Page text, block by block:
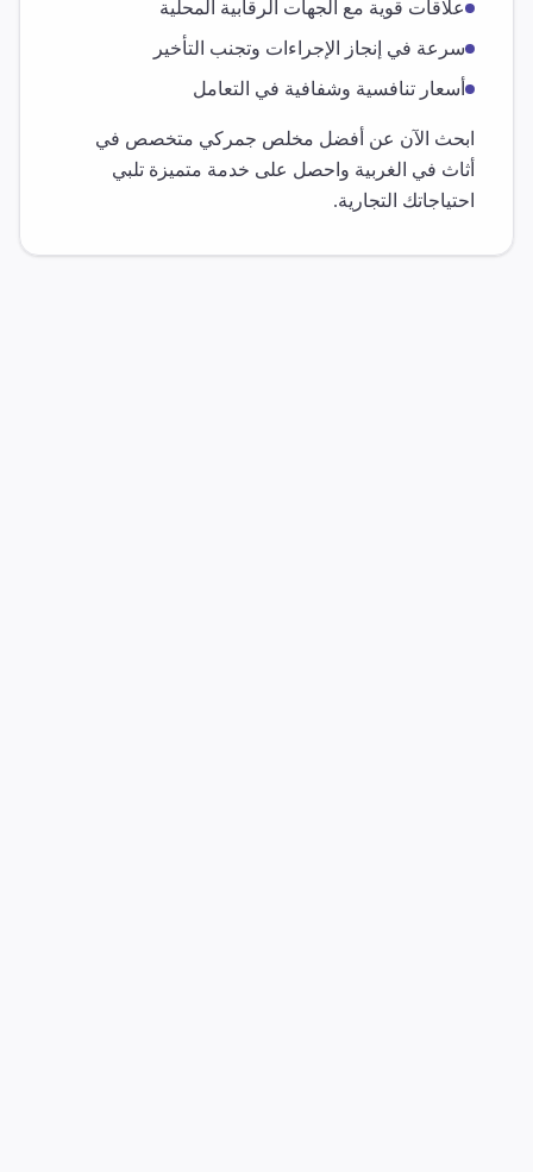
علاقات قوية مع الجهات الرقابية المحلية
سرعة في إنجاز الإجراءات وتجنب التأخير
أسعار تنافسية وشفافية في التعامل
ابحث الآن عن أفضل مخلص جمركي متخصص في
أثاث في الغربية واحصل على خدمة متميزة تلبي
احتياجاتك التجارية.